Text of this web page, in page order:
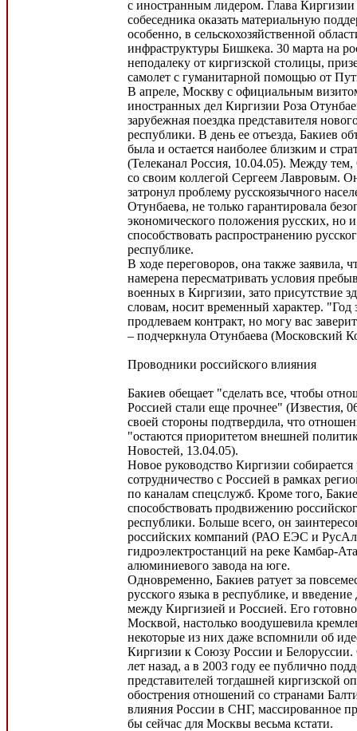
с иностранным лидером. Глава Киргизии
собеседника оказать материальную
особенно, в сельскохозяйственной
инфраструктуры Бишкека. 30 марта на
неподалеку от киргизской столицы,
самолет с гуманитарной помощью от
В апреле, Москву с официальным
иностранных дел Киргизии Роза
зарубежная поездка представителя
республики. В день ее отъезда, Бакиев
была и остается наиболее близким и
(Телеканал Россия, 10.04.05). Между тем,
со своим коллегой Сергеем Лавровым.
затронул проблему русскоязычного
Отунбаева, не только гарантировала
экономического положения русских, но
способствовать распространению
республике.
В ходе переговоров, она также заявила,
намерена пересматривать условия
военных в Киргизии, зато присутствие
словам, носит временный характер. "Год
продлеваем контракт, но могу вас
– подчеркнула Отунбаева (Московский
Проводники российского влияния
Бакиев обещает "сделать все, чтобы
Россией стали еще прочнее" (Известия,
своей стороны подтвердила, что
"остаются приоритетом внешней
Новостей, 13.04.05).
Новое руководство Киргизии собирается
сотрудничество с Россией в рамках
по каналам спецслужб. Кроме того,
способствовать продвижению
республики. Больше всего, он
российских компаний (РАО ЕЭС и РусАл)
гидроэлектростанций на реке Камбар-
алюминиевого завода на юге.
Одновременно, Бакиев ратует за
русского языка в республике, и
между Киргизией и Россией. Его
Москвой, настолько воодушевила
некоторые из них даже вспомнили об
Киргизии к Союзу России и Белоруссии.
лет назад, а в 2003 году ее публично
представителей тогдашней киргизской
обострения отношений со странами
влияния России в СНГ, массированное
бы сейчас для Москвы весьма кстати.